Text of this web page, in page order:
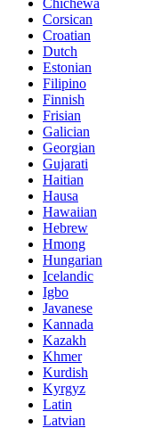
Chichewa
Corsican
Croatian
Dutch
Estonian
Filipino
Finnish
Frisian
Galician
Georgian
Gujarati
Haitian
Hausa
Hawaiian
Hebrew
Hmong
Hungarian
Icelandic
Igbo
Javanese
Kannada
Kazakh
Khmer
Kurdish
Kyrgyz
Latin
Latvian